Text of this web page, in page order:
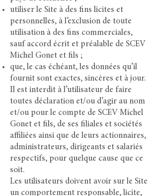
utiliser le Site à des fins licites et
personnelles, à l’exclusion de toute
utilisation à des fins commerciales,
sauf accord écrit et préalable de SCEV
Michel Gonet et fils ;
que, le cas échéant, les données qu’il
fournit sont exactes, sincères et à jour.
Il est interdit à l’utilisateur de faire
toutes déclaration et/ou d’agir au nom
et/ou pour le compte de SCEV Michel
Gonet et fils, de ses filiales et sociétés
affiliées ainsi que de leurs actionnaires,
administrateurs, dirigeants et salariés
respectifs, pour quelque cause que ce
soit.
Les utilisateurs doivent avoir sur le Site
un comportement responsable, licite,